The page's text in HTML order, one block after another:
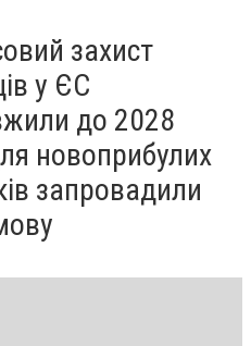
захист
у ЄС
до 2028
новоприбулих
запровадили